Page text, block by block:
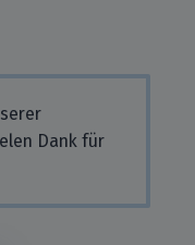
Dank für